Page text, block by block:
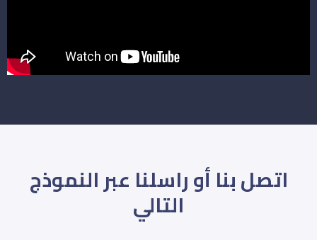
اتصل بنا أو راسلنا عبر النموذج
التالي